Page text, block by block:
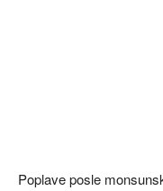
Poplave posle